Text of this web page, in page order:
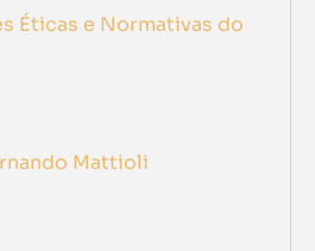
Éticas e Normativas do
Mattioli